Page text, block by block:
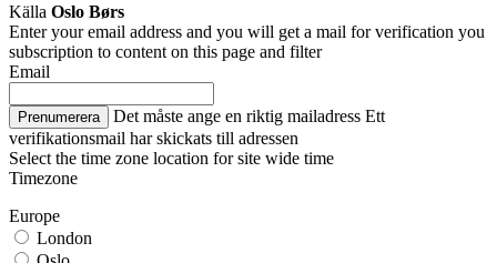
Källa Oslo Børs
Enter your email address and you will get a mail for verification you
subscription to content on this page and filter
Email
Prenumerera Det måste ange en riktig mailadress Ett
verifikationsmail har skickats till adressen
Select the time zone location for site wide time
Timezone
Europe
London